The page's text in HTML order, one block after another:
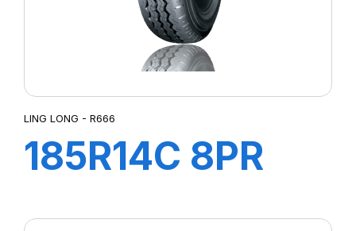
LING LONG - R666
185R14C 8PR